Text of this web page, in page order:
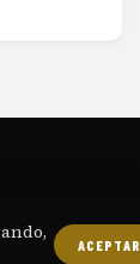
COOKIESACEPTAR